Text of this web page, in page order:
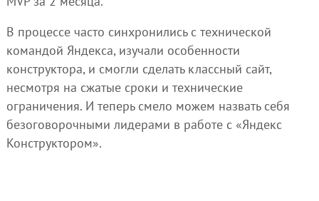
В процессе часто синхронились с технической
командой Яндекса, изучали особенности
конструктора, и смогли сделать классный сайт,
несмотря на сжатые сроки и технические
ограничения. И теперь смело можем назвать себя
безоговорочными лидерами в работе с «Яндекс
Конструктором».